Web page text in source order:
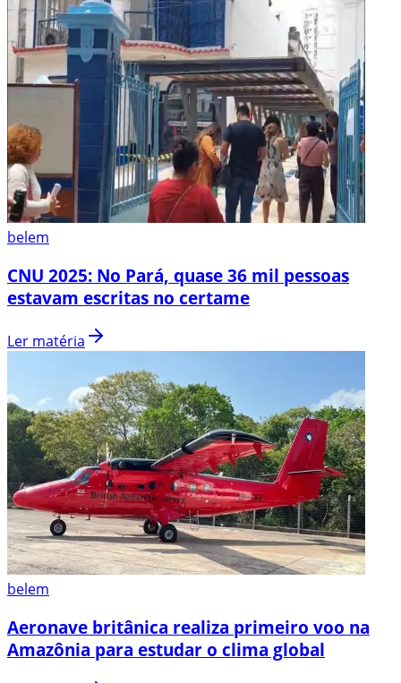
belem
CNU 2025: No Pará, quase 36 mil pessoas
estavam escritas no certame
Ler matéria
belem
Aeronave britânica realiza primeiro voo na
Amazônia para estudar o clima global